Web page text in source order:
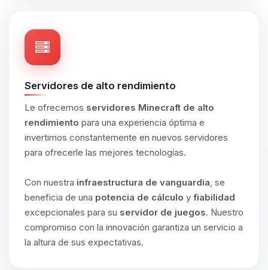
Servidores de alto rendimiento
Le ofrecemos servidores Minecraft de alto
rendimiento para una experiencia óptima e
invertimos constantemente en nuevos servidores
para ofrecerle las mejores tecnologías.
Con nuestra infraestructura de vanguardia, se
beneficia de una potencia de cálculo y fiabilidad
excepcionales para su servidor de juegos. Nuestro
compromiso con la innovación garantiza un servicio a
la altura de sus expectativas.